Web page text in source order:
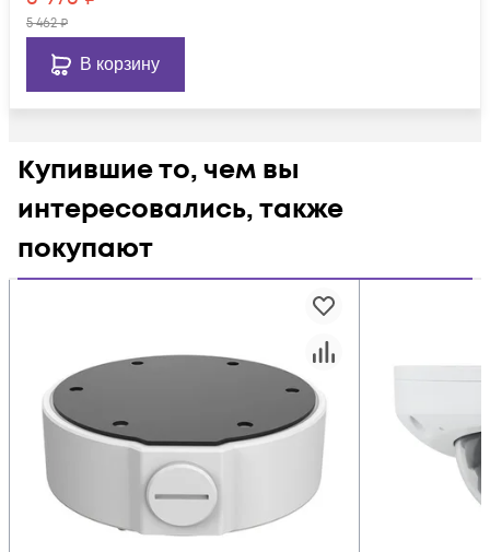
5 462₽
В корзину
Купившие то, чем вы
интересовались, также
покупают